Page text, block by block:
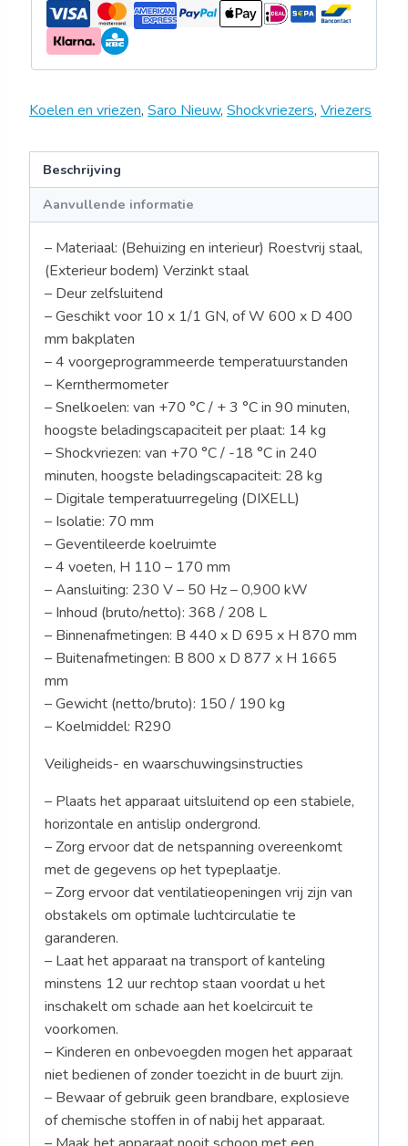
Koelen en vriezen, Saro Nieuw, Shockvriezers, Vriezers
Beschrijving
Aanvullende informatie
– Materiaal: (Behuizing en interieur) Roestvrij staal,
(Exterieur bodem) Verzinkt staal
– Deur zelfsluitend
– Geschikt voor 10 x 1/1 GN, of W 600 x D 400
mm bakplaten
– 4 voorgeprogrammeerde temperatuurstanden
– Kernthermometer
– Snelkoelen: van +70 °C / + 3 °C in 90 minuten,
hoogste beladingscapaciteit per plaat: 14 kg
– Shockvriezen: van +70 °C / -18 °C in 240
minuten, hoogste beladingscapaciteit: 28 kg
– Digitale temperatuurregeling (DIXELL)
– Isolatie: 70 mm
– Geventileerde koelruimte
– 4 voeten, H 110 – 170 mm
– Aansluiting: 230 V – 50 Hz – 0,900 kW
– Inhoud (bruto/netto): 368 / 208 L
– Binnenafmetingen: B 440 x D 695 x H 870 mm
– Buitenafmetingen: B 800 x D 877 x H 1665
mm
– Gewicht (netto/bruto): 150 / 190 kg
– Koelmiddel: R290
Veiligheids- en waarschuwingsinstructies
– Plaats het apparaat uitsluitend op een stabiele,
horizontale en antislip ondergrond.
– Zorg ervoor dat de netspanning overeenkomt
met de gegevens op het typeplaatje.
– Zorg ervoor dat ventilatieopeningen vrij zijn van
obstakels om optimale luchtcirculatie te
garanderen.
– Laat het apparaat na transport of kanteling
minstens 12 uur rechtop staan voordat u het
inschakelt om schade aan het koelcircuit te
voorkomen.
– Kinderen en onbevoegden mogen het apparaat
niet bedienen of zonder toezicht in de buurt zijn.
– Bewaar of gebruik geen brandbare, explosieve
of chemische stoffen in of nabij het apparaat.